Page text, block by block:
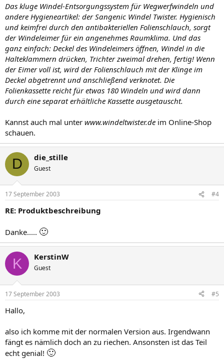
Das kluge Windel-Entsorgungssystem für Wegwerfwindeln und
andere Hygieneartikel: der Sangenic Windel Twister. Hygienisch
und keimfrei durch den antibakteriellen Folienschlauch, sorgt
der Windeleimer für ein angenehmes Raumklima. Und das
ganz einfach: Deckel des Windeleimers öffnen, Windel in die
Halteklammern drücken, Trichter zweimal drehen, fertig! Wenn
der Eimer voll ist, wird der Folienschlauch mit der Klinge im
Deckel abgetrennt und anschließend verknotet. Die
Folienkassette reicht für etwas 180 Windeln und wird dann
durch eine separat erhältliche Kassette ausgetauscht.
Kannst auch mal unter www.windeltwister.de im Online-Shop
schauen.
D die_stille
Guest
17 September 2003 #4
RE: Produktbeschreibung
Danke..... 🙂
K KerstinW
Guest
17 September 2003 #5
Hallo,
also ich komme mit der normalen Version aus. Irgendwann
fängt es nämlich doch an zu riechen. Ansonsten ist das Teil
echt genial! 🙂